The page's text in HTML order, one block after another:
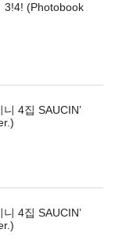
3!4! (Photobook
4집 SAUCIN’
4집 SAUCIN’